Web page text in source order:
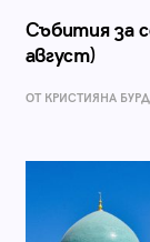
Събития за
август)
ОТ КРИСТИЯНА